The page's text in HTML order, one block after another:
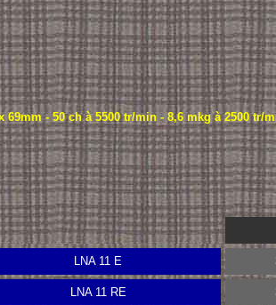
69mm - 50 ch à 5500 tr/min - 8,6 mkg à 2500 tr/
LNA 11 E
LNA 11 RE